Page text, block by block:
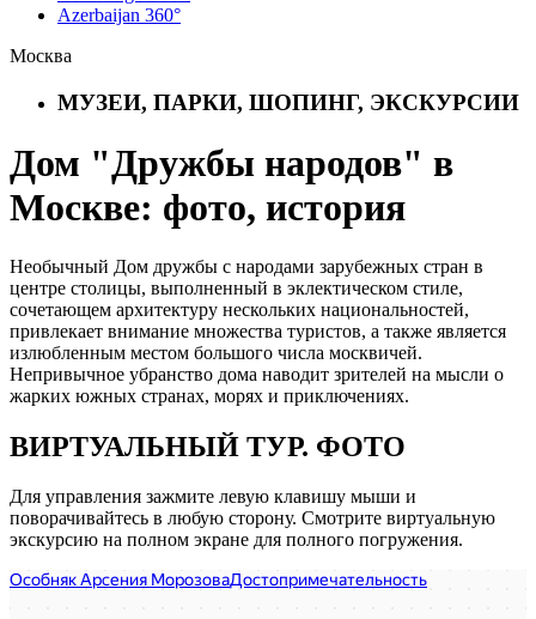
Azerbaijan 360°
Москва
МУЗЕИ, ПАРКИ, ШОПИНГ, ЭКСКУРСИИ
Дом "Дружбы народов" в
Москве: фото, история
Необычный Дом дружбы с народами зарубежных стран в
центре столицы, выполненный в эклектическом стиле,
сочетающем архитектуру нескольких национальностей,
привлекает внимание множества туристов, а также является
излюбленным местом большого числа москвичей.
Непривычное убранство дома наводит зрителей на мысли о
жарких южных странах, морях и приключениях.
ВИРТУАЛЬНЫЙ ТУР. ФОТО
Для управления зажмите левую клавишу мыши и
поворачивайтесь в любую сторону. Смотрите виртуальную
экскурсию на полном экране для полного погружения.